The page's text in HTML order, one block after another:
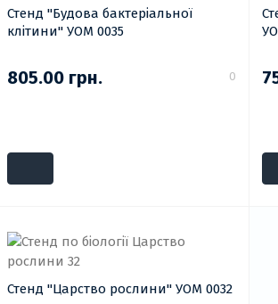
Стенд "Будова бактеріальної
клітини" УОМ 0035
805.00 грн. 0
Стенд "Царство рослини" УОМ 0032